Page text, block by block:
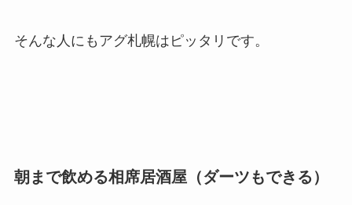
そんな人にもアグ札幌はピッタリです。
朝まで飲める相席居酒屋（ダーツもできる）